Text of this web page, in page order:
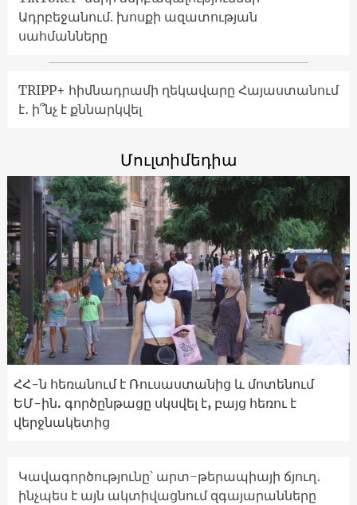
Ադրբեջանում. խոսքի ազատության
սահմանները
TRIPP+ հիմնադրամի ղեկավարը Հայաստանում
է․ ի՞նչ է քննարկվել
Մուլտիմեդիա
ՀՀ-ն հեռանում է Ռուսաստանից և մոտենում
ԵՄ-ին. գործընթացը սկսվել է, բայց հեռու է
վերջնակետից
Կավագործությունը՝ արտ-թերապիայի ճյուղ․
ինչպես է այն ակտիվացնում զգայարանները